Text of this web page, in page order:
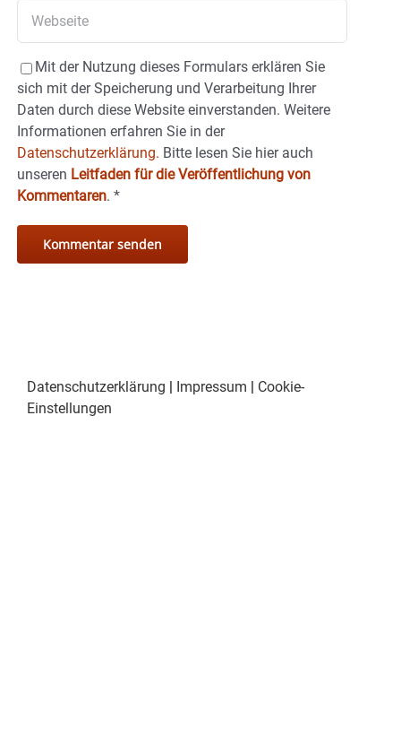
Mit der Nutzung dieses Formulars erklären Sie
sich mit der Speicherung und Verarbeitung Ihrer
Daten durch diese Website einverstanden. Weitere
Informationen erfahren Sie in der
Datenschutzerklärung. Bitte lesen Sie hier auch
unseren Leitfaden für die Veröffentlichung von
Kommentaren. *
Datenschutzerklärung Impressum
Cookie-
Einstellungen